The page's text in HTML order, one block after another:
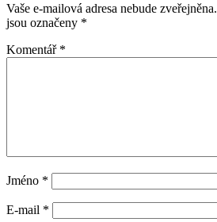
Vaše e-mailová adresa nebude zveřejněna.
jsou označeny *
Komentář *
Jméno *
E-mail *